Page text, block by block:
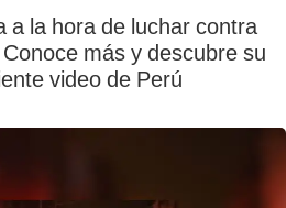
a la hora de luchar contra
más y descubre su
video de Perú